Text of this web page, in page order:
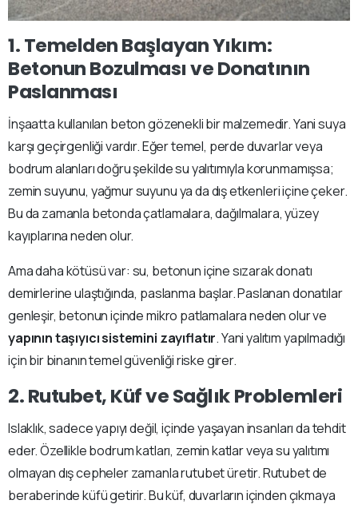
1. Temelden Başlayan Yıkım:
Betonun Bozulması ve Donatının
Paslanması
İnşaatta kullanılan beton gözenekli bir malzemedir. Yani suya
karşı geçirgenliği vardır. Eğer temel, perde duvarlar veya
bodrum alanları doğru şekilde su yalıtımıyla korunmamışsa;
zemin suyunu, yağmur suyunu ya da dış etkenleri içine çeker.
Bu da zamanla betonda çatlamalara, dağılmalara, yüzey
kayıplarına neden olur.
Ama daha kötüsü var: su, betonun içine sızarak donatı
demirlerine ulaştığında, paslanma başlar. Paslanan donatılar
genleşir, betonun içinde mikro patlamalara neden olur ve
yapının taşıyıcı sistemini zayıflatır. Yani yalıtım yapılmadığı
için bir binanın temel güvenliği riske girer.
2. Rutubet, Küf ve Sağlık Problemleri
Islaklık, sadece yapıyı değil, içinde yaşayan insanları da tehdit
eder. Özellikle bodrum katları, zemin katlar veya su yalıtımı
olmayan dış cepheler zamanla rutubet üretir. Rutubet de
beraberinde küfü getirir. Bu küf, duvarların içinden çıkmaya